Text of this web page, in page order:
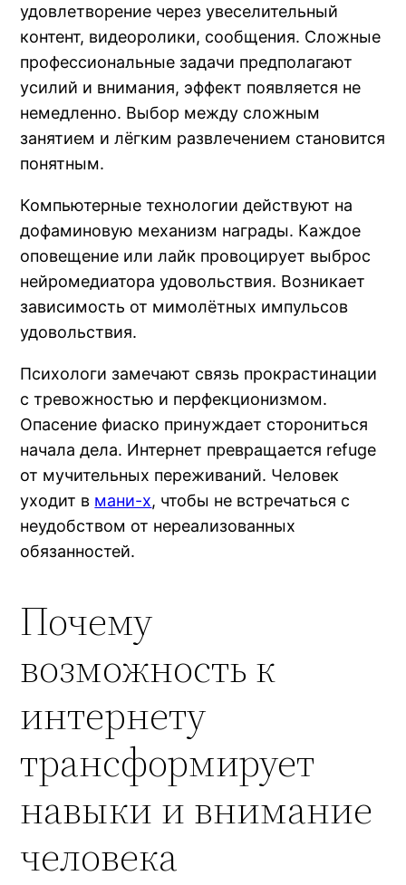
удовлетворение через увеселительный
контент, видеоролики, сообщения. Сложные
профессиональные задачи предполагают
усилий и внимания, эффект появляется не
немедленно. Выбор между сложным
занятием и лёгким развлечением становится
понятным.
Компьютерные технологии действуют на
дофаминовую механизм награды. Каждое
оповещение или лайк провоцирует выброс
нейромедиатора удовольствия. Возникает
зависимость от мимолётных импульсов
удовольствия.
Психологи замечают связь прокрастинации
с тревожностью и перфекционизмом.
Опасение фиаско принуждает сторониться
начала дела. Интернет превращается refuge
от мучительных переживаний. Человек
уходит в мани-х, чтобы не встречаться с
неудобством от нереализованных
обязанностей.
Почему
возможность к
интернету
трансформирует
навыки и внимание
человека